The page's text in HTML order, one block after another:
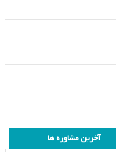
آخرین مشاوره ها